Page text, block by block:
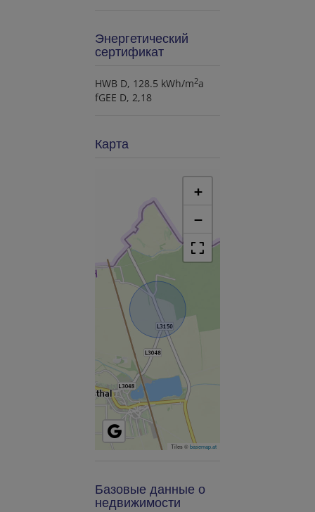
Энергетический
сертификат
HWB D, 128.5 kWh/m2a
fGEE D, 2,18
Карта
+
−
Tiles ©basemap.at
Базовые данные о
недвижимости